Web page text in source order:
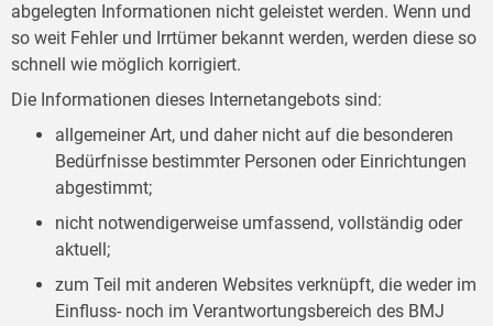
abgelegten Informationen nicht geleistet werden. Wenn und
so weit Fehler und Irrtümer bekannt werden, werden diese so
schnell wie möglich korrigiert.
Die Informationen dieses Internetangebots sind:
allgemeiner Art, und daher nicht auf die besonderen
Bedürfnisse bestimmter Personen oder Einrichtungen
abgestimmt;
nicht notwendigerweise umfassend, vollständig oder
aktuell;
zum Teil mit anderen Websites verknüpft, die weder im
Einfluss- noch im Verantwortungsbereich des BMJ